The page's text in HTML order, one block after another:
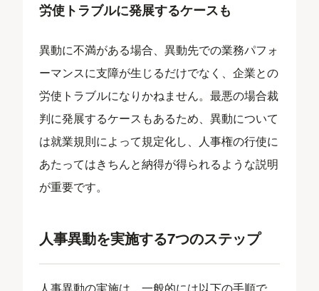
労使トラブルに発展するケースも
異動に不満がある場合、異動先での業務パフォ
ーマンスに支障が生じるだけでなく、企業との
労使トラブルになりかねません。最悪の場合裁
判に発展するケースもあるため、異動について
は就業規則によって規定化し、人事権の行使に
あたってはきちんと納得が得られるような説明
が重要です。
人事異動を実施する7つのステップ